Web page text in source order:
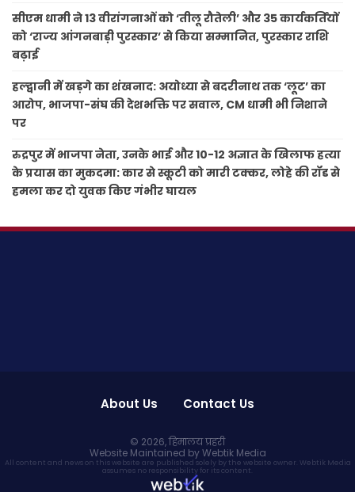
सीएम धामी ने 13 वीरांगनाओं को ‘तीलू रौतेली’ और 35 कार्यकर्तियों
को ‘राज्य आंगनबाड़ी पुरस्कार’ से किया सम्मानित, पुरस्कार राशि
बढ़ाई
हल्द्वानी में खड़गे का शंखनाद: अयोध्या से बदरीनाथ तक ‘लूट’ का
आरोप, भाजपा-संघ की देशभक्ति पर सवाल, CM धामी भी निशाने
पर
रुद्रपुर में भाजपा नेता, उनके भाई और 10-12 अज्ञात के खिलाफ हत्या
के प्रयास का मुकदमा: कार से स्कूटी को मारी टक्कर, लोहे की रॉड से
हमला कर दो युवक किए गंभीर घायल
About Us Contact Us
© 2026,हिमालय प्रहरी
Website Maintained by Webtik Media
All content and news on this website are published solely by the website owner. Webtik Media
assumes no responsibility for its content.